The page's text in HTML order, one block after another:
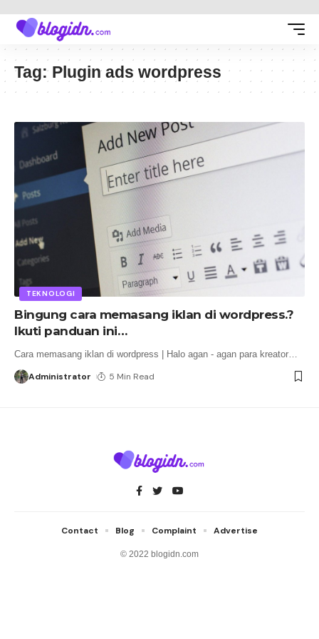
Tag: Plugin ads wordpress
TEKNOLOGI
Bingung cara memasang iklan di wordpress.?
Ikuti panduan ini…
Cara memasang iklan di wordpress | Halo agan - agan para kreator
Administrator 5 Min Read
© 2022 blogidn.com
Contact Blog Complaint Advertise